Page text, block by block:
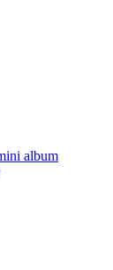
album